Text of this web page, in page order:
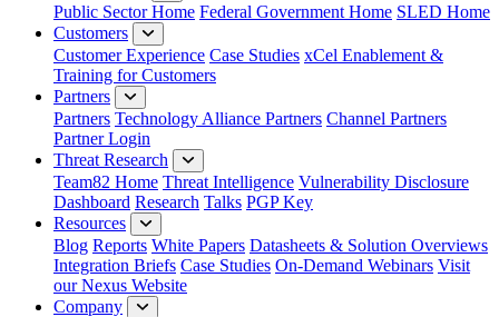
Public Sector Home Federal Government Home SLED Home
Customers
Customer Experience Case Studies xCel Enablement &
Training for Customers
Partners
Partners Technology Alliance Partners Channel Partners
Partner Login
Threat Research
Team82 Home Threat Intelligence Vulnerability Disclosure
Dashboard Research Talks PGP Key
Resources
Blog Reports White Papers Datasheets & Solution Overviews
Integration Briefs Case Studies On-Demand Webinars Visit
our Nexus Website
Company